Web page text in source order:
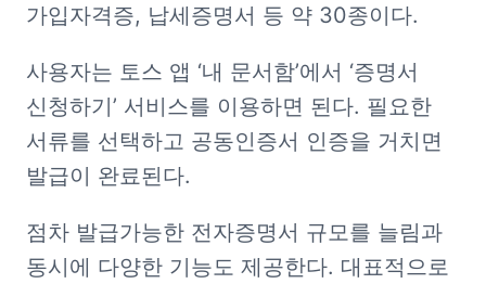
가입자격증, 납세증명서 등 약 30종이다.
사용자는 토스 앱 ‘내 문서함’에서 ‘증명서
신청하기’ 서비스를 이용하면 된다. 필요한
서류를 선택하고 공동인증서 인증을 거치면
발급이 완료된다.
점차 발급가능한 전자증명서 규모를 늘림과
동시에 다양한 기능도 제공한다. 대표적으로